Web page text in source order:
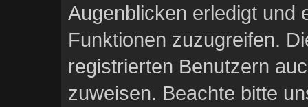
Augenblicken erledigt und
Funktionen zuzugreifen.
registrierten Benutzern
zuweisen. Beachte bitte